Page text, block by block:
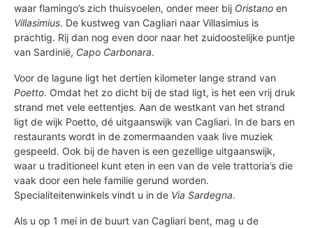
waar flamingo’s zich thuisvoelen, onder meer bij Oristano en
Villasimius. De kustweg van Cagliari naar Villasimius is
prachtig. Rij dan nog even door naar het zuidoostelijke puntje
van Sardinië, Capo Carbonara.
Voor de lagune ligt het dertien kilometer lange strand van
Poetto. Omdat het zo dicht bij de stad ligt, is het een vrij druk
strand met vele eettentjes. Aan de westkant van het strand
ligt de wijk Poetto, dé uitgaanswijk van Cagliari. In de bars en
restaurants wordt in de zomermaanden vaak live muziek
gespeeld. Ook bij de haven is een gezellige uitgaanswijk,
waar u traditioneel kunt eten in een van de vele trattoria’s die
vaak door een hele familie gerund worden.
Specialiteitenwinkels vindt u in de Via Sardegna.
Als u op 1 mei in de buurt van Cagliari bent, mag u de